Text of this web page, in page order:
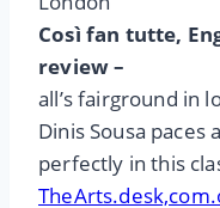
Così fan tutte,
review –
all’s fairground in
Dinis Sousa paces
perfectly in this